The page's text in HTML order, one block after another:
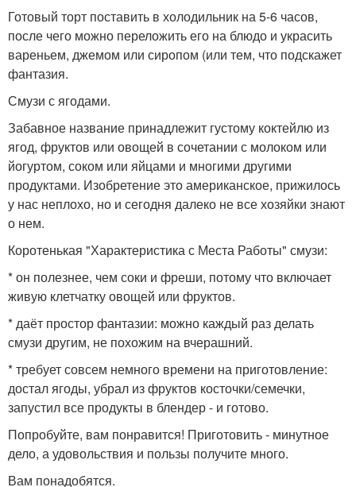
Готовый торт поставить в холодильник на 5-6 часов,
после чего можно переложить его на блюдо и украсить
вареньем, джемом или сиропом (или тем, что подскажет
фантазия.
Смузи с ягодами.
Забавное название принадлежит густому коктейлю из
ягод, фруктов или овощей в сочетании с молоком или
йогуртом, соком или яйцами и многими другими
продуктами. Изобретение это американское, прижилось
у нас неплохо, но и сегодня далеко не все хозяйки знают
о нем.
Коротенькая "Характеристика с Места Работы" смузи:
* он полезнее, чем соки и фреши, потому что включает
живую клетчатку овощей или фруктов.
* даёт простор фантазии: можно каждый раз делать
смузи другим, не похожим на вчерашний.
* требует совсем немного времени на приготовление:
достал ягоды, убрал из фруктов косточки/семечки,
запустил все продукты в блендер - и готово.
Попробуйте, вам понравится! Приготовить - минутное
дело, а удовольствия и пользы получите много.
Вам понадобятся.